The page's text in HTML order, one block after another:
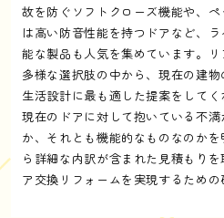
故を防ぐソフトクローズ機能や、
は高い防音性能を持つドアなど、
能な製品も人気を集めています。
多様な選択肢の中から、現在の建
生活設計に最も適した提案をして
現在のドアに対して抱いている不
か、それとも機能的なものなのか
ら詳細な内訳が含まれた見積もり
ア交換リフォームを実現するための